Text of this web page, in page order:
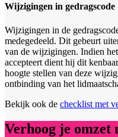
Wijzigingen in gedragscode
Wijzigingen in de
medegedeeld. Dit gebeurt
van de wijzigingen. Indien
accepteert dient hij dit
hoogte stellen van deze
ontbinding van het
Bekijk ook de checklist met
Verhoog je omzet